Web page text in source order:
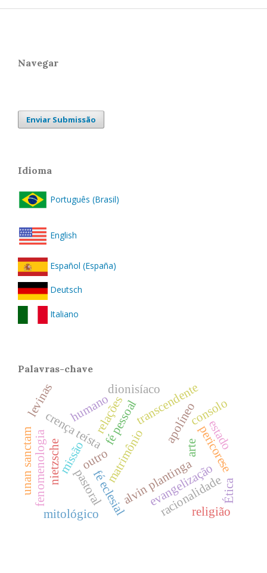
Navegar
Enviar Submissão
Idioma
Português (Brasil)
English
Español (España)
Deutsch
Italiano
Palavras-chave
evangelização
matrimônio pericorese
fé eclesial
fé pessoal
alvin plantinga
crença teísta
racionalidade
missão
relações
pastoral
transcendente
nietzsche
apolíneo
dionisíaco
arte
Ética
fenomenologia
mitológico
consolo
humano
levinas
outro
religião
estado
unan sanctam